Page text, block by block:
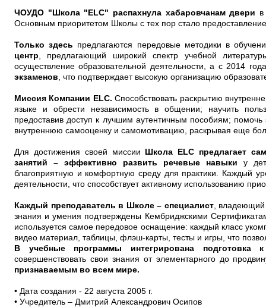
ЧОУДО "Школа "ELC" распахнула хабаровчанам двери
Основным приоритетом Школы с тех пор стало
Только здесь предлагаются передовые методики в
центр , предлагающий широкий спектр учебной
осуществление образовательной деятельности, а с 2014
экзаменов , что подтверждает высокую организацию
Миссия Компании ELC. Способствовать раскрытию
языке и обрести независимость в общении; научить
предоставив доступ к лучшим аутентичным пособиям;
внутреннюю самооценку и самомотивацию, раскрывая еще
Для достижения своей миссии Школа ELC предлагает
занятий – эффективно развить речевые навыки у
благоприятную и комфортную среду для практики. Каждый
деятельности, что способствует активному использованию
Каждый преподаватель в Школе – специалист, владеющий
знания и умения подтверждены Кембриджскими
используется самое передовое оснащение: каждый класс
видео материал, таблицы, флэш-карты, тесты и игры, что
В учебные программы интегрирована подготовка
совершенствовать свои знания от элементарного до
признаваемым во всем мире.
• Дата создания - 22 августа 2005 г.
• Учредитель – Дмитрий Александрович Осипов